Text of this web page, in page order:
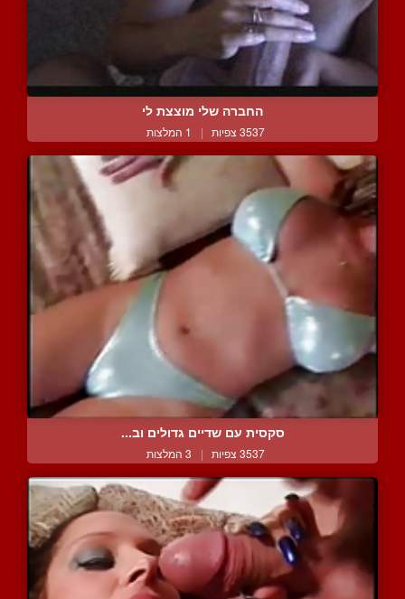
החברה שלי מוצצת לי
3537 צפיות | 1 המלצות
סקסית עם שדיים גדולים וב...
3537 צפיות | 3 המלצות